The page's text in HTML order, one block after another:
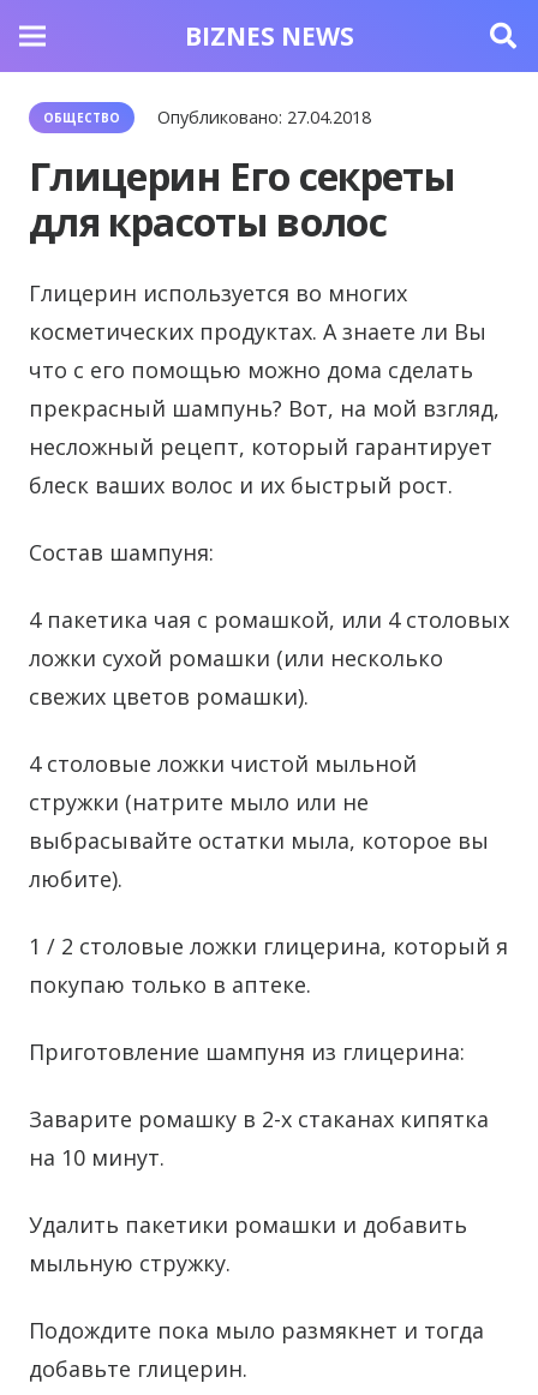
BIZNES NEWS
ОБЩЕСТВО Опубликовано: 27.04.2018
Глицерин Его секреты
для красоты волос
Глицерин используется во многих
косметических продуктах. А знаете ли Вы
что с его помощью можно дома сделать
прекрасный шампунь? Вот, на мой взгляд,
несложный рецепт, который гарантирует
блеск ваших волос и их быстрый рост.
Состав шампуня:
4 пакетика чая с ромашкой, или 4 столовых
ложки сухой ромашки (или несколько
свежих цветов ромашки).
4 столовые ложки чистой мыльной
стружки (натрите мыло или не
выбрасывайте остатки мыла, которое вы
любите).
1 / 2 столовые ложки глицерина, который я
покупаю только в аптеке.
Приготовление шампуня из глицерина:
Заварите ромашку в 2-х стаканах кипятка
на 10 минут.
Удалить пакетики ромашки и добавить
мыльную стружку.
Подождите пока мыло размякнет и тогда
добавьте глицерин.